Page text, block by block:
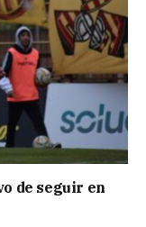
de seguir en